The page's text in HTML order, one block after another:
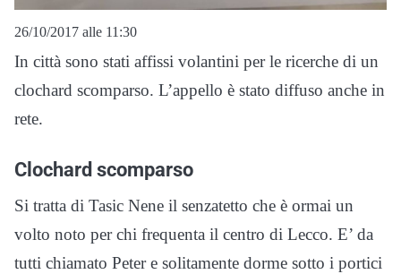
26/10/2017 alle 11:30
In città sono stati affissi volantini per le ricerche di un
clochard scomparso. L’appello è stato diffuso anche in
rete.
Clochard scomparso
Si tratta di Tasic Nene il senzatetto che è ormai un
volto noto per chi frequenta il centro di Lecco. E’ da
tutti chiamato Peter e solitamente dorme sotto i portici